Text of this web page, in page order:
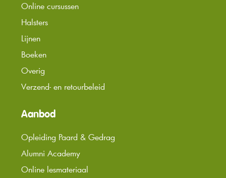
Online cursussen
Halsters
Lijnen
Boeken
Overig
Verzend- en retourbeleid
Aanbod
Opleiding Paard & Gedrag
Alumni Academy
Online lesmateriaal